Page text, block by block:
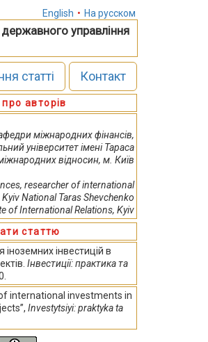
English • На русском
управління
статті Контакт
про авторів
міжнародних фінансів,
університет імені Тараса
відносин, м. Київ
researcher of international
National Taras Shevchenko
of International Relations, Kyiv
статтю
інвестицій в
Інвестиції: практика та
international investments in
Investytsiyi: praktyka ta